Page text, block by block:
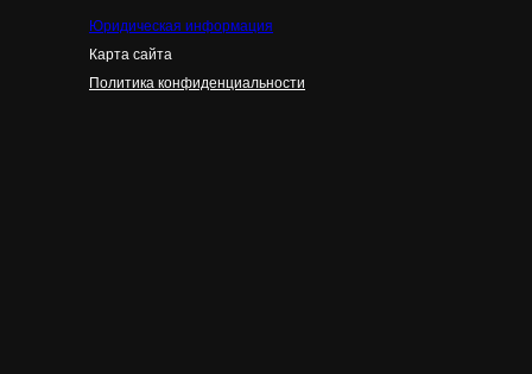
Юридическая информация
Карта сайта
Политика конфиденциальности